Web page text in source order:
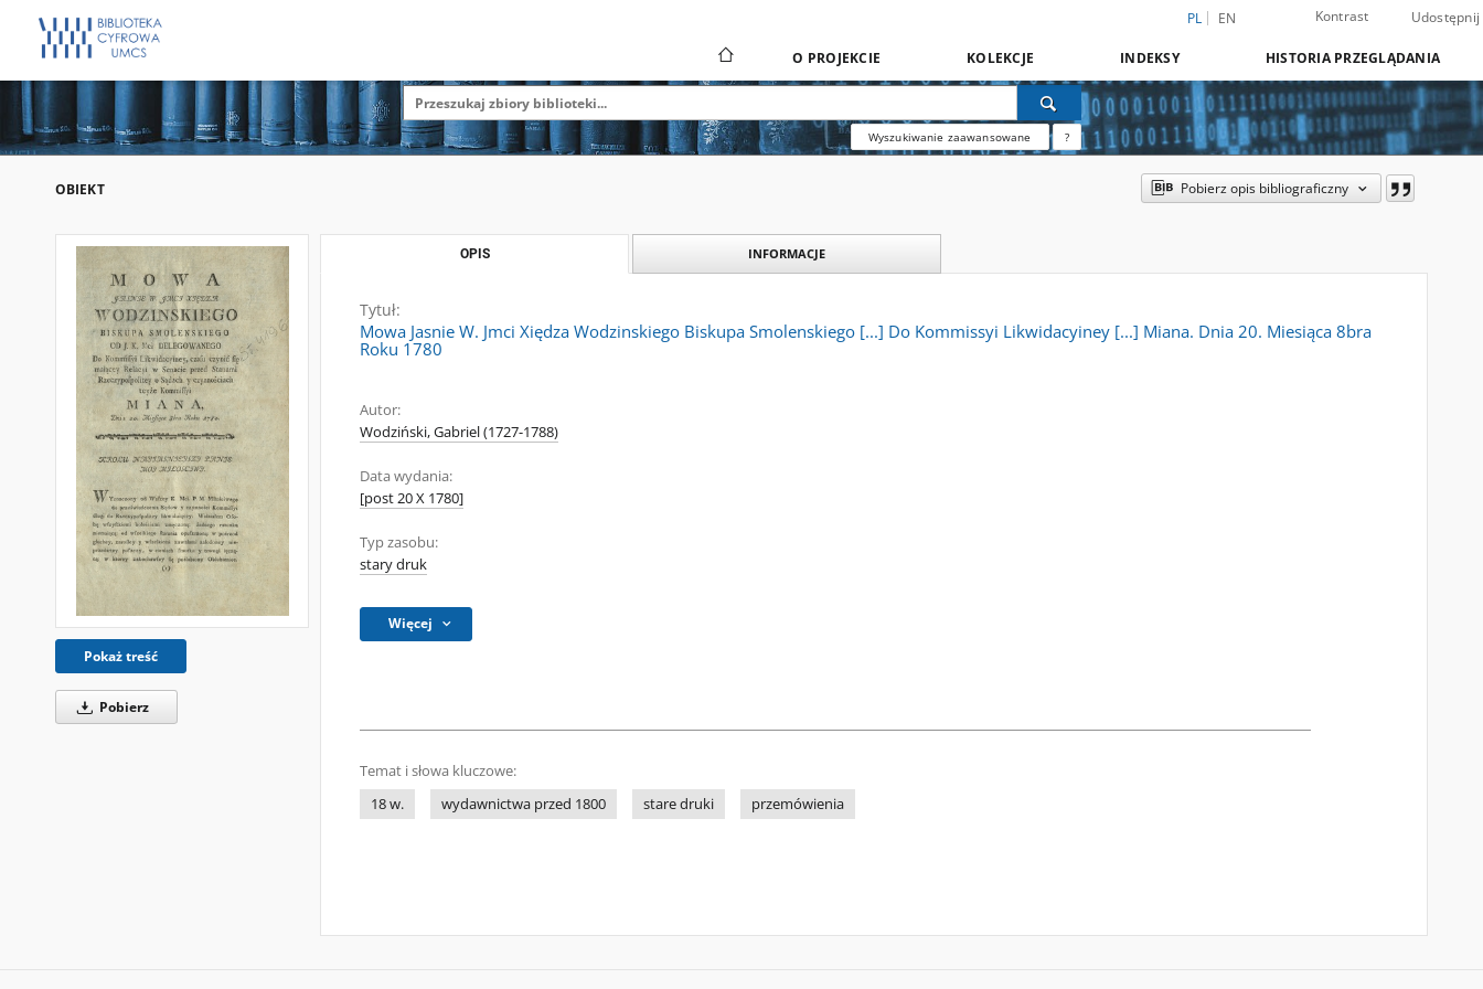
PL EN Kontrast Udostępnij
O PROJEKCIE KOLEKCJE INDEKSY HISTORIA PRZEGLĄDANIA
Wyszukiwanie zaawansowane ?
OBIEKT Pobierz opis bibliograficzny
Pokaż treść
Pobierz
OPIS INFORMACJE
Tytuł:
Mowa Jasnie W. Jmci Xiędza Wodzinskiego Biskupa Smolenskiego [...] Do Kommissyi Likwidacyiney [...] Miana. Dnia 20. Miesiąca 8bra
Roku 1780
Autor:
Wodziński, Gabriel (1727-1788)
Data wydania:
[post 20 X 1780]
Typ zasobu:
stary druk
Więcej
Temat i słowa kluczowe:
18 w.
wydawnictwa przed 1800 stare druki przemówienia